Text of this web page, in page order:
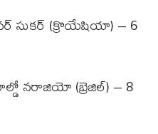
సుకర్ (క్రొయేషియా) – 6
నరాజియో (బ్రెజిల్) – 8